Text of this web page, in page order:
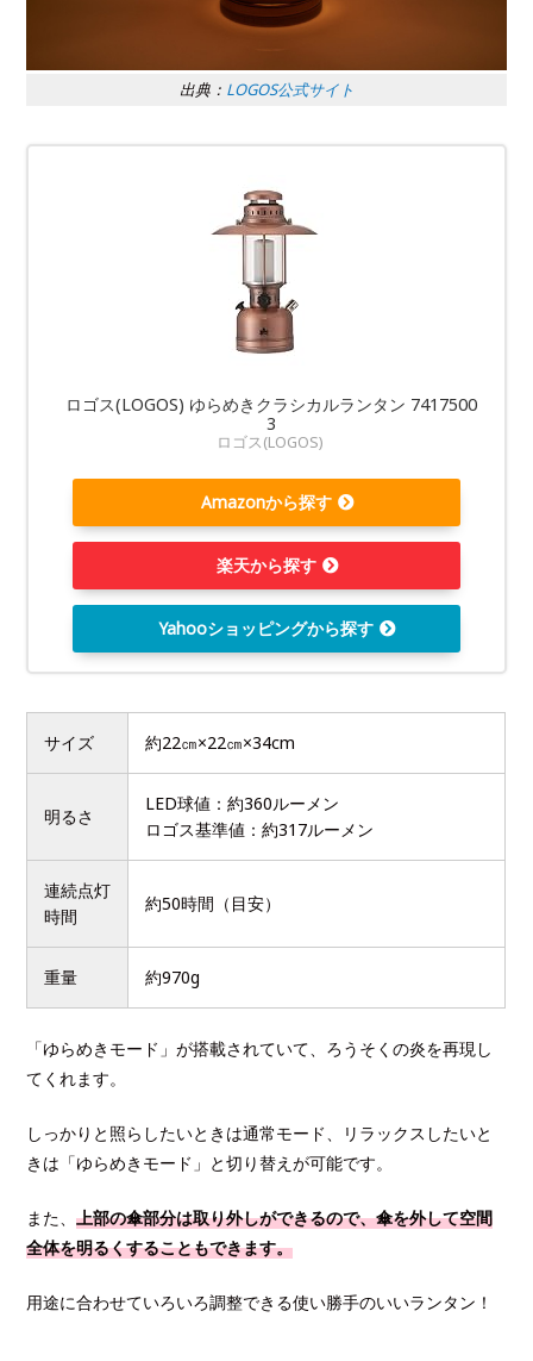
出典： LOGOS公式サイト
ロゴス(LOGOS) ゆらめきクラシカルランタン 7417500
3
ロゴス(LOGOS)
Amazonから探す
楽天から探す
Yahooショッピングから探す
サイズ 約22㎝×22㎝×34cm
明るさ
LED球値：約360ルーメン
ロゴス基準値：約317ルーメン
連続点灯
時間
約50時間（目安）
重量 約970g
「ゆらめきモード」が搭載されていて、ろうそくの炎を再現し
てくれます。
しっかりと照らしたいときは通常モード、リラックスしたいと
きは「ゆらめきモード」と切り替えが可能です。
また、上部の傘部分は取り外しができるので、傘を外して空間
全体を明るくすることもできます。
用途に合わせていろいろ調整できる使い勝手のいいランタン！